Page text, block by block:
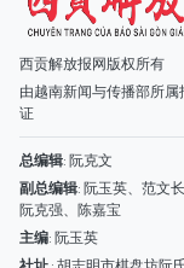
社址: 胡志明市棋盘坊阮
总台: (028) 39294091 -
热线: 096.558.1888
编辑部: (028) 39294092
电子信箱
广告部
(028) 38334185